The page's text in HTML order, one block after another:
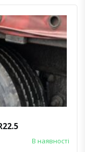
В наявності